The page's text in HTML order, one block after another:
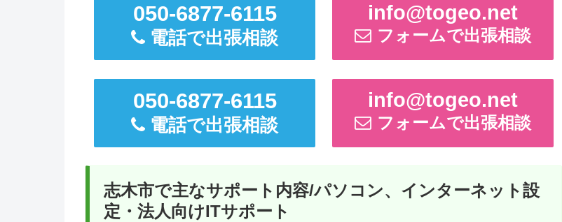
050-6877-6115
電話で出張相談
info@togeo.net
フォームで出張相談
050-6877-6115
電話で出張相談
info@togeo.net
フォームで出張相談
志木市で主なサポート内容/パソコン、インターネット設
定・法人向けITサポート